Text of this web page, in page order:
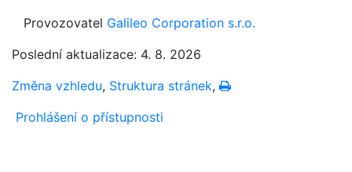
Provozovatel Galileo Corporation s.r.o.
Poslední aktualizace: 4. 8. 2026
Změna vzhledu, Struktura stránek,
Prohlášení o přístupnosti